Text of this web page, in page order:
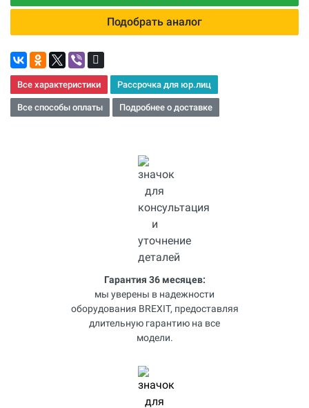
Подобрать аналог
Все характеристики Рассрочка для юр.лиц
Все способы оплаты Подробнее о доставке
Гарантия 36 месяцев:
мы уверены в надежности
оборудования BREXIT, предоставляя
длительную гарантию на все
модели.